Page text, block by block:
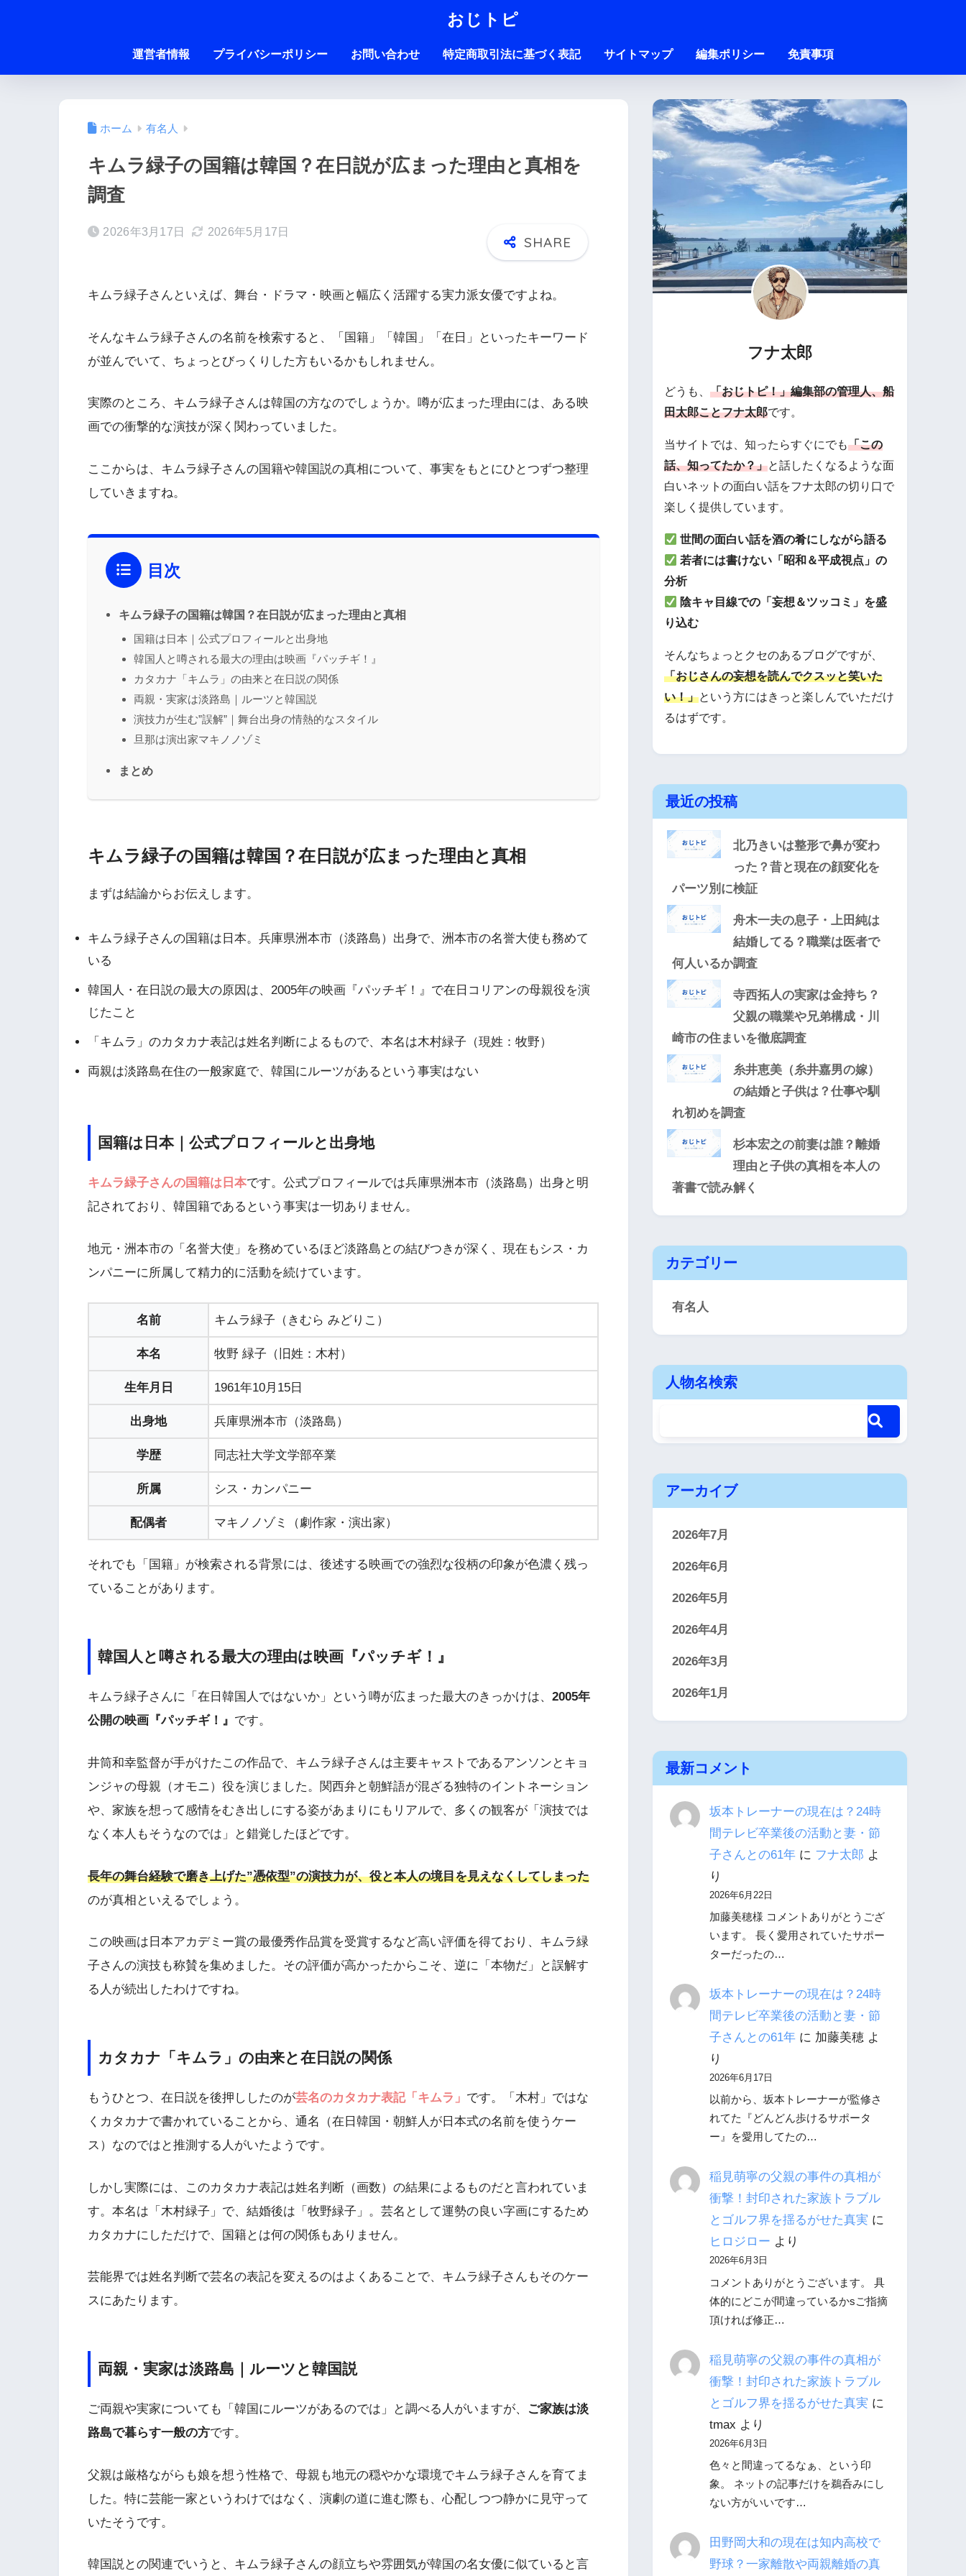
おじトピ
運営者情報 プライバシーポリシー お問い合わせ 特定商取引法に基づく表記 サイトマップ 編集ポリシー 免責事項
ホーム 有名人
キムラ緑子の国籍は韓国？在日説が広まった理由と真相を
調査
2026年3月17日 2026年5月17日
キムラ緑子さんといえば、舞台・ドラマ・映画と幅広く活躍する実力派女優ですよね。
そんなキムラ緑子さんの名前を検索すると、「国籍」「韓国」「在日」といったキーワード
が並んでいて、ちょっとびっくりした方もいるかもしれません。
実際のところ、キムラ緑子さんは韓国の方なのでしょうか。噂が広まった理由には、ある映
画での衝撃的な演技が深く関わっていました。
ここからは、キムラ緑子さんの国籍や韓国説の真相について、事実をもとにひとつずつ整理
していきますね。
目次
キムラ緑子の国籍は韓国？在日説が広まった理由と真相
国籍は日本｜公式プロフィールと出身地
韓国人と噂される最大の理由は映画『パッチギ！』
カタカナ「キムラ」の由来と在日説の関係
両親・実家は淡路島｜ルーツと韓国説
演技力が生む”誤解”｜舞台出身の情熱的なスタイル
旦那は演出家マキノノゾミ
まとめ
キムラ緑子の国籍は韓国？在日説が広まった理由と真相
まずは結論からお伝えします。
キムラ緑子さんの国籍は日本。兵庫県洲本市（淡路島）出身で、洲本市の名誉大使も務めて
いる
韓国人・在日説の最大の原因は、2005年の映画『パッチギ！』で在日コリアンの母親役を演
じたこと
「キムラ」のカタカナ表記は姓名判断によるもので、本名は木村緑子（現姓：牧野）
両親は淡路島在住の一般家庭で、韓国にルーツがあるという事実はない
国籍は日本｜公式プロフィールと出身地
キムラ緑子さんの国籍は日本です。公式プロフィールでは兵庫県洲本市（淡路島）出身と明
記されており、韓国籍であるという事実は一切ありません。
地元・洲本市の「名誉大使」を務めているほど淡路島との結びつきが深く、現在もシス・カ
ンパニーに所属して精力的に活動を続けています。
名前 キムラ緑子（きむら みどりこ）
本名 牧野 緑子（旧姓：木村）
生年月日 1961年10月15日
出身地 兵庫県洲本市（淡路島）
学歴 同志社大学文学部卒業
所属 シス・カンパニー
配偶者 マキノノゾミ（劇作家・演出家）
それでも「国籍」が検索される背景には、後述する映画での強烈な役柄の印象が色濃く残っ
ていることがあります。
韓国人と噂される最大の理由は映画『パッチギ！』
キムラ緑子さんに「在日韓国人ではないか」という噂が広まった最大のきっかけは、 2005年
公開の映画『パッチギ！』 です。
井筒和幸監督が手がけたこの作品で、キムラ緑子さんは主要キャストであるアンソンとキョ
ンジャの母親（オモニ）役を演じました。関西弁と朝鮮語が混ざる独特のイントネーション
や、家族を想って感情をむき出しにする姿があまりにもリアルで、多くの観客が「演技では
なく本人もそうなのでは」と錯覚したほどです。
長年の舞台経験で磨き上げた”憑依型”の演技力が、役と本人の境目を見えなくしてしまった
のが真相といえるでしょう。
この映画は日本アカデミー賞の最優秀作品賞を受賞するなど高い評価を得ており、キムラ緑
子さんの演技も称賛を集めました。その評価が高かったからこそ、逆に「本物だ」と誤解す
る人が続出したわけですね。
カタカナ「キムラ」の由来と在日説の関係
もうひとつ、在日説を後押ししたのが芸名のカタカナ表記「キムラ」 です。「木村」ではな
くカタカナで書かれていることから、通名（在日韓国・朝鮮人が日本式の名前を使うケー
ス）なのではと推測する人がいたようです。
しかし実際には、このカタカナ表記は姓名判断（画数）の結果によるものだと言われていま
す。本名は「木村緑子」で、結婚後は「牧野緑子」。芸名として運勢の良い字画にするため
カタカナにしただけで、国籍とは何の関係もありません。
芸能界では姓名判断で芸名の表記を変えるのはよくあることで、キムラ緑子さんもそのケー
スにあたります。
両親・実家は淡路島｜ルーツと韓国説
ご両親や実家についても「韓国にルーツがあるのでは」と調べる人がいますが、
ご家族は淡
路島で暮らす一般の方です。
父親は厳格ながらも娘を想う性格で、母親も地元の穏やかな環境でキムラ緑子さんを育てま
した。特に芸能一家というわけではなく、演劇の道に進む際も、心配しつつ静かに見守って
いたそうです。
韓国説との関連でいうと、キムラ緑子さんの顔立ちや雰囲気が韓国の名女優に似ていると言
フナ太郎
どうも、 「おじトピ！」編集部の管理人、船
田太郎ことフナ太郎です。
当サイトでは、知ったらすぐにでも「この
話、知ってたか？」と話したくなるような面
白いネットの面白い話をフナ太郎の切り口で
楽しく提供しています。
世間の面白い話を酒の肴にしながら語る
若者には書けない「昭和＆平成視点」の
分析
陰キャ目線での「妄想＆ツッコミ」を盛
り込む
そんなちょっとクセのあるブログですが、
「おじさんの妄想を読んでクスッと笑いた
い！」という方にはきっと楽しんでいただけ
るはずです。
最近の投稿
北乃きいは整形で鼻が変わ
った？昔と現在の顔変化を
パーツ別に検証
舟木一夫の息子・上田純は
結婚してる？職業は医者で
何人いるか調査
寺西拓人の実家は金持ち？
父親の職業や兄弟構成・川
崎市の住まいを徹底調査
糸井恵美（糸井嘉男の嫁）
の結婚と子供は？仕事や馴
れ初めを調査
杉本宏之の前妻は誰？離婚
理由と子供の真相を本人の
著書で読み解く
カテゴリー
有名人
人物名検索
アーカイブ
2026年7月
2026年6月
2026年5月
2026年4月
2026年3月
2026年1月
最新コメント
坂本トレーナーの現在は？24時
間テレビ卒業後の活動と妻・節
子さんとの61年に フナ太郎 よ
り
2026年6月22日
加藤美穂様 コメントありがとうござ
います。 長く愛用されていたサポー
ターだったの…
坂本トレーナーの現在は？24時
間テレビ卒業後の活動と妻・節
子さんとの61年に 加藤美穂よ
り
2026年6月17日
以前から、坂本トレーナーが監修さ
れてた『どんどん歩けるサポータ
ー』を愛用してたの…
稲見萌寧の父親の事件の真相が
衝撃！封印された家族トラブル
とゴルフ界を揺るがせた真実 に
ヒロジロー より
2026年6月3日
コメントありがとうございます。 具
体的にどこが間違っているかsご指摘
頂ければ修正…
稲見萌寧の父親の事件の真相が
衝撃！封印された家族トラブル
とゴルフ界を揺るがせた真実 に
tmax より
2026年6月3日
色々と間違ってるなぁ、という印
象。 ネットの記事だけを鵜呑みにし
ない方がいいです…
田野岡大和の現在は知内高校で
野球？一家離散や両親離婚の真